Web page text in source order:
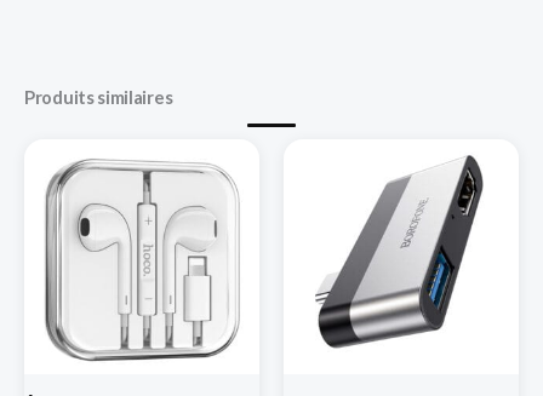
Produits similaires